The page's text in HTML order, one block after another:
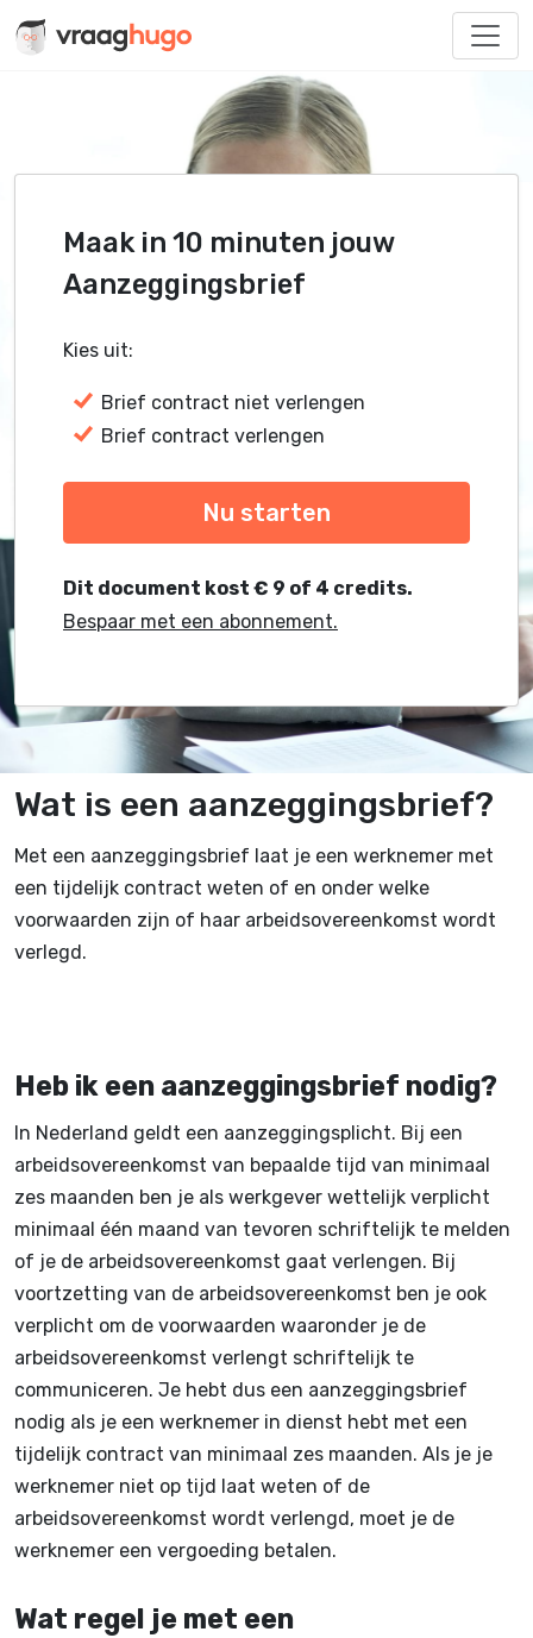
Maak in 10 minuten jouw
Aanzeggingsbrief
Kies uit:
Brief contract niet verlengen
Brief contract verlengen
Nu starten
Dit document kost € 9 of 4 credits.
Bespaar met een abonnement.
Wat is een aanzeggingsbrief?
Met een aanzeggingsbrief laat je een werknemer met
een tijdelijk contract weten of en onder welke
voorwaarden zijn of haar arbeidsovereenkomst wordt
verlegd.
Heb ik een aanzeggingsbrief nodig?
In Nederland geldt een aanzeggingsplicht. Bij een
arbeidsovereenkomst van bepaalde tijd van minimaal
zes maanden ben je als werkgever wettelijk verplicht
minimaal één maand van tevoren schriftelijk te melden
of je de arbeidsovereenkomst gaat verlengen. Bij
voortzetting van de arbeidsovereenkomst ben je ook
verplicht om de voorwaarden waaronder je de
arbeidsovereenkomst verlengt schriftelijk te
communiceren. Je hebt dus een aanzeggingsbrief
nodig als je een werknemer in dienst hebt met een
tijdelijk contract van minimaal zes maanden. Als je je
werknemer niet op tijd laat weten of de
arbeidsovereenkomst wordt verlengd, moet je de
werknemer een vergoeding betalen.
Wat regel je met een